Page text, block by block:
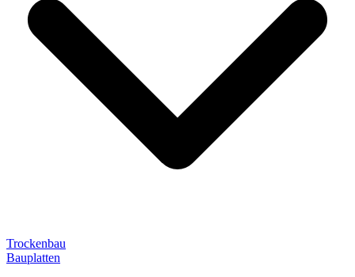
Trockenbau
Bauplatten